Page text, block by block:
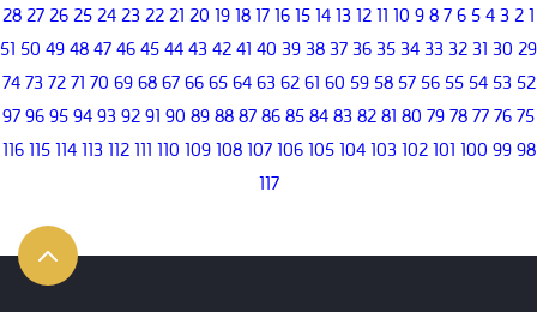
1
2
3
4
5
6
7
8
9
10
11
12
13
14
15
16
17
18
19
20
21
22
23
24
25
26
27
28
29
30
31
32
33
34
35
36
37
38
39
40
41
42
43
44
45
46
47
48
49
50
51
52
53
54
55
56
57
58
59
60
61
62
63
64
65
66
67
68
69
70
71
72
73
74
75
76
77
78
79
80
81
82
83
84
85
86
87
88
89
90
91
92
93
94
95
96
97
98
99
100
101
102
103
104
105
106
107
108
109
110
111
112
113
114
115
116
117